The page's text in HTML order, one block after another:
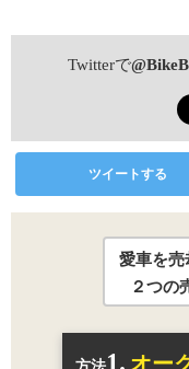
Twitterで
ツイートする
愛車を売
２つの
1. オー